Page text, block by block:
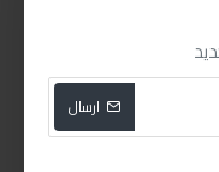
ارسال
الان